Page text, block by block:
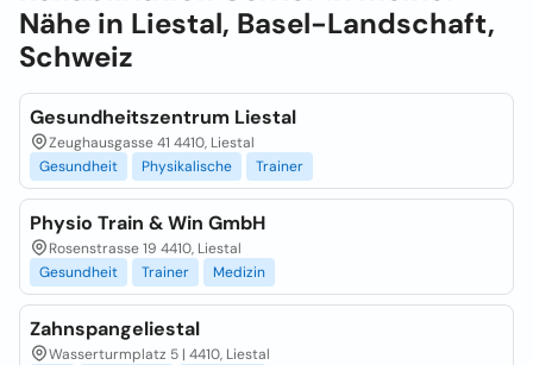
Nähe in Liestal, Basel-Landschaft,
Schweiz
Gesundheitszentrum Liestal
Zeughausgasse 41 4410, Liestal
Gesundheit
Physikalische Trainer
Physio Train & Win GmbH
Rosenstrasse 19 4410, Liestal
Gesundheit
Trainer Medizin
Zahnspangeliestal
Wasserturmplatz 5 | 4410, Liestal